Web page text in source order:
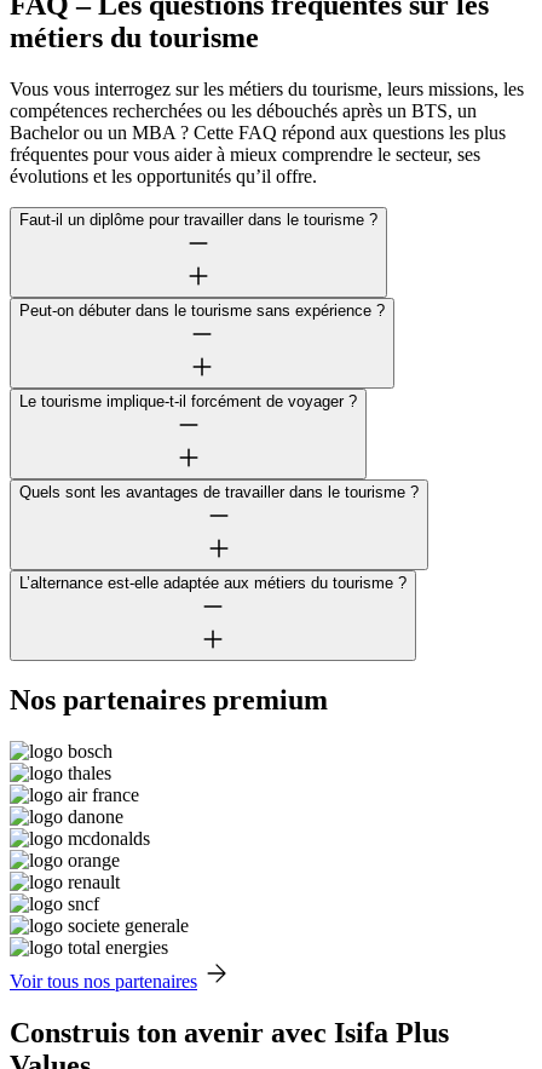
métiers du tourisme
Vous vous interrogez sur les métiers du tourisme, leurs missions, les
compétences recherchées ou les débouchés après un BTS, un
Bachelor ou un MBA ? Cette FAQ répond aux questions les plus
fréquentes pour vous aider à mieux comprendre le secteur, ses
évolutions et les opportunités qu’il offre.
Faut-il un diplôme pour travailler dans le tourisme ?
Peut-on débuter dans le tourisme sans expérience ?
Le tourisme implique-t-il forcément de voyager ?
Quels sont les avantages de travailler dans le tourisme ?
L’alternance est-elle adaptée aux métiers du tourisme ?
Nos partenaires premium
Voir tous nos partenaires
Construis ton avenir avec Isifa Plus